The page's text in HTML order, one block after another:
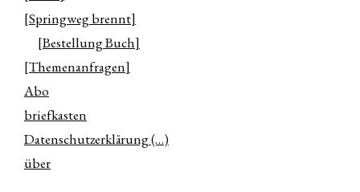
[Springweg brennt]
[Bestellung Buch]
[Themenanfragen]
Abo
briefkasten
Datenschutzerklärung (…)
über